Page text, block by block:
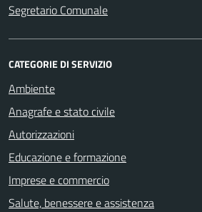
Segretario Comunale
CATEGORIE DI SERVIZIO
Ambiente
Anagrafe e stato civile
Autorizzazioni
Educazione e formazione
Imprese e commercio
Salute, benessere e assistenza